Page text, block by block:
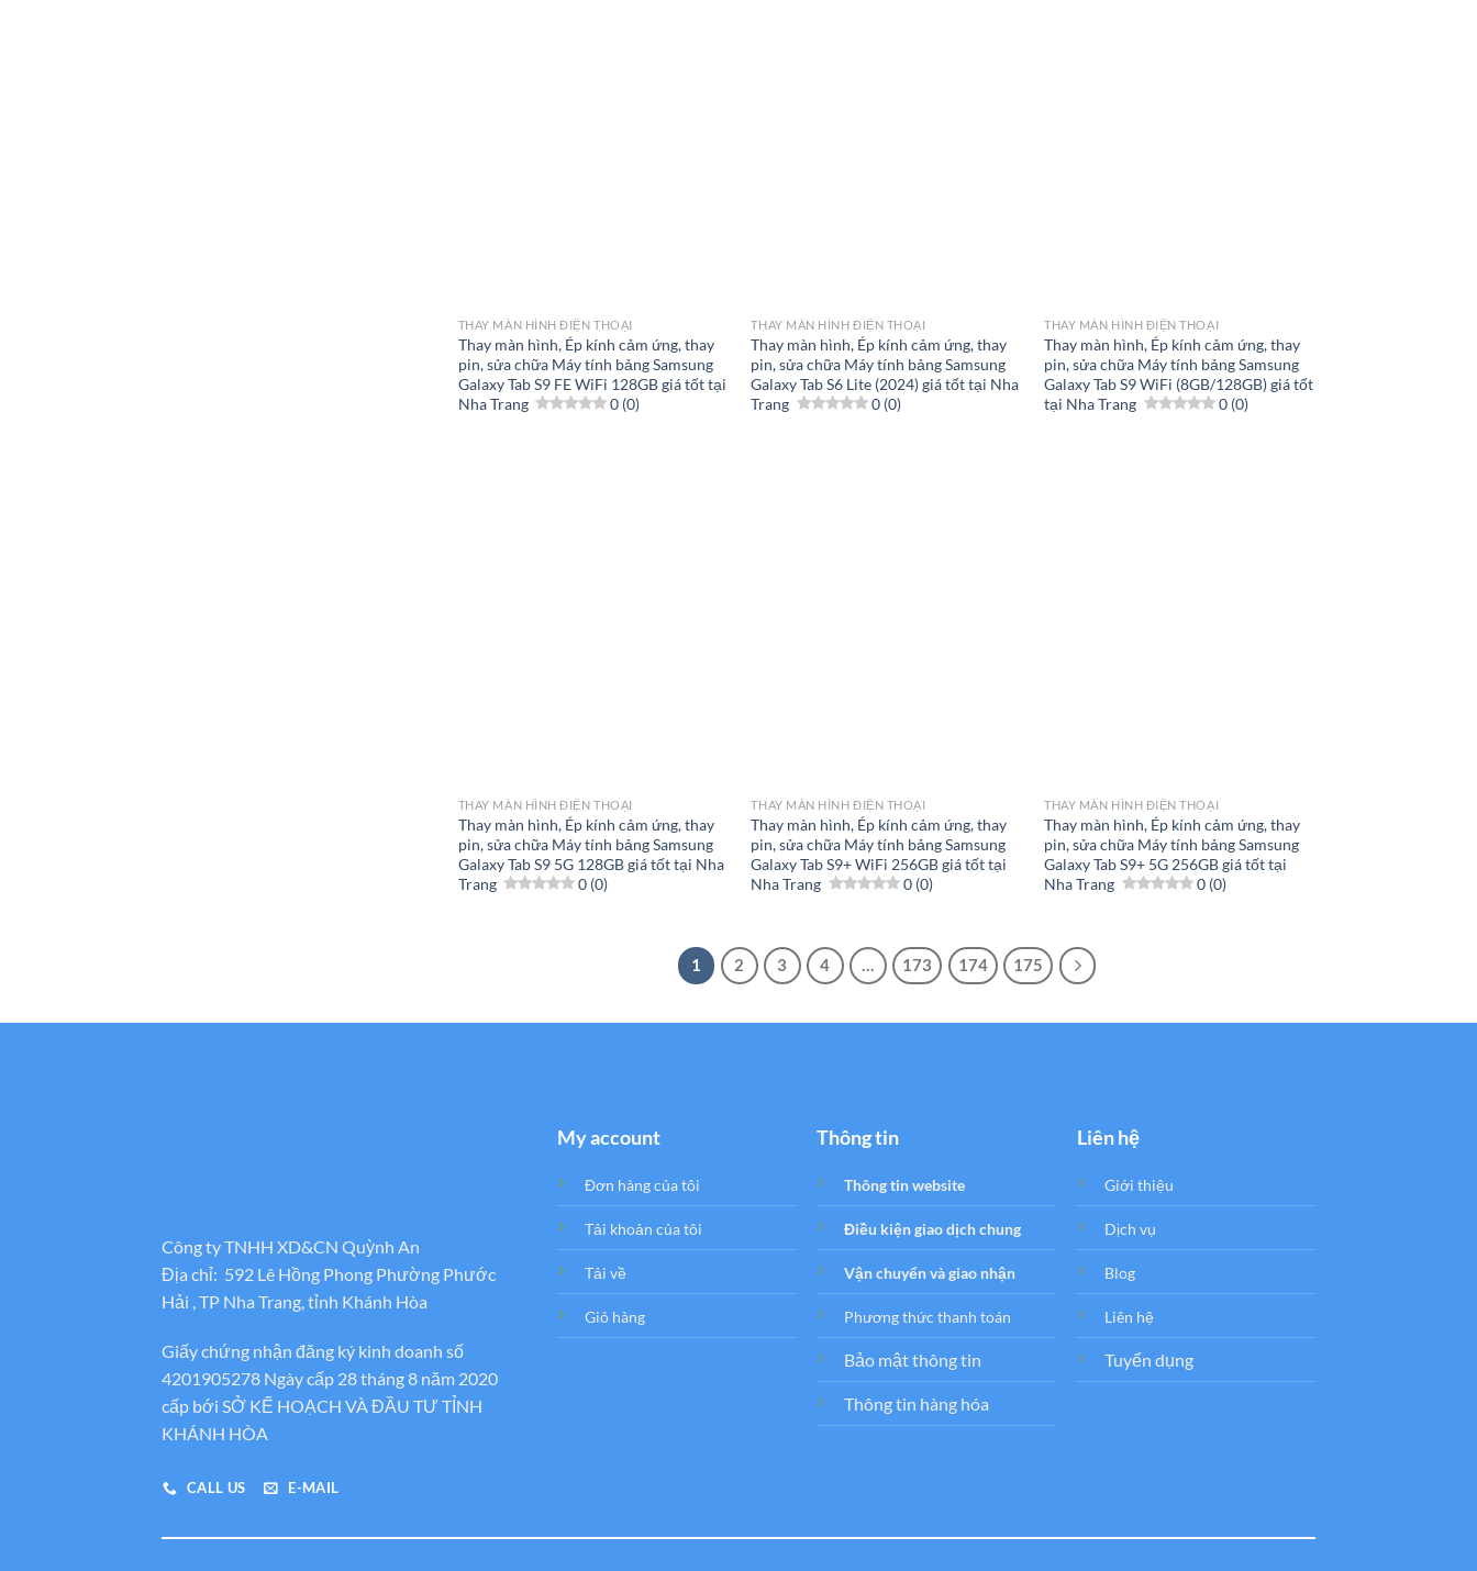
THAY MÀN HÌNH ĐIỆN THOẠI
Thay màn hình, Ép kính cảm ứng, thay
pin, sửa chữa Máy tính bảng Samsung
Galaxy Tab S9 FE WiFi 128GB giá tốt tại
Nha Trang
0 (0)
THAY MÀN HÌNH ĐIỆN THOẠI
Thay màn hình, Ép kính cảm ứng, thay
pin, sửa chữa Máy tính bảng Samsung
Galaxy Tab S6 Lite (2024) giá tốt tại Nha
Trang
0 (0)
THAY MÀN HÌNH ĐIỆN THOẠI
Thay màn hình, Ép kính cảm ứng, thay
pin, sửa chữa Máy tính bảng Samsung
Galaxy Tab S9 WiFi (8GB/128GB) giá tốt
tại Nha Trang
0 (0)
THAY MÀN HÌNH ĐIỆN THOẠI
Thay màn hình, Ép kính cảm ứng, thay
pin, sửa chữa Máy tính bảng Samsung
Galaxy Tab S9 5G 128GB giá tốt tại Nha
Trang
0 (0)
THAY MÀN HÌNH ĐIỆN THOẠI
Thay màn hình, Ép kính cảm ứng, thay
pin, sửa chữa Máy tính bảng Samsung
Galaxy Tab S9+ WiFi 256GB giá tốt tại
Nha Trang
0 (0)
THAY MÀN HÌNH ĐIỆN THOẠI
Thay màn hình, Ép kính cảm ứng, thay
pin, sửa chữa Máy tính bảng Samsung
Galaxy Tab S9+ 5G 256GB giá tốt tại
Nha Trang
0 (0)
1 2 3 4 … 173 174 175
Công ty TNHH XD&CN Quỳnh An
Địa chỉ: 592 Lê Hồng Phong Phường Phước
Hải , TP Nha Trang, tỉnh Khánh Hòa
Giấy chứng nhận đăng ký kinh doanh số
4201905278 Ngày cấp 28 tháng 8 năm 2020
cấp bới SỞ KẾ HOẠCH VÀ ĐẦU TƯ TỈNH
KHÁNH HÒA
CALL US E-MAIL
My account
Đơn hàng của tôi
Tải khoản của tôi
Tải về
Giỏ hàng
Thông tin
Thông tin website
Điều kiện giao dịch chung
Vận chuyển và giao nhận
Phương thức thanh toán
Bảo mật thông tin
Thông tin hàng hóa
Liên hệ
Giới thiệu
Dịch vụ
Blog
Liên hệ
Tuyển dụng